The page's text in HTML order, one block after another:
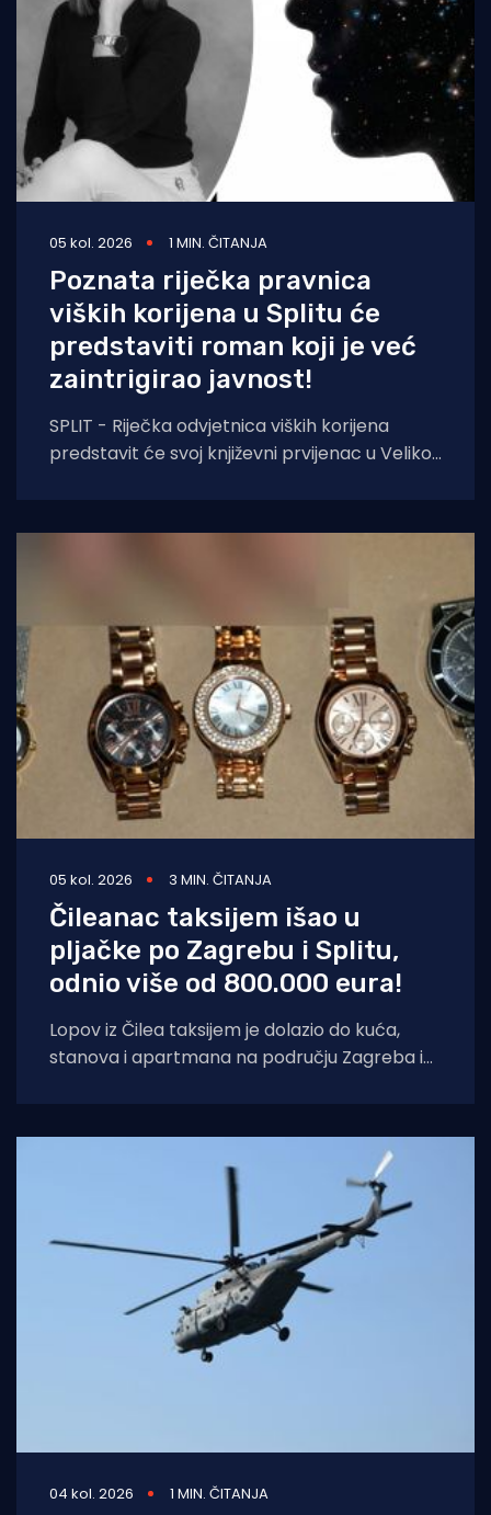
05 kol. 2026 1 MIN. ČITANJA
Poznata riječka pravnica
viških korijena u Splitu će
predstaviti roman koji je već
zaintrigirao javnost!
SPLIT - Riječka odvjetnica viških korijena
predstavit će svoj književni prvijenac u Velikoj
05 kol. 2026 3 MIN. ČITANJA
Čileanac taksijem išao u
pljačke po Zagrebu i Splitu,
odnio više od 800.000 eura!
Lopov iz Čilea taksijem je dolazio do kuća,
stanova i apartmana na području Zagreba i
04 kol. 2026 1 MIN. ČITANJA